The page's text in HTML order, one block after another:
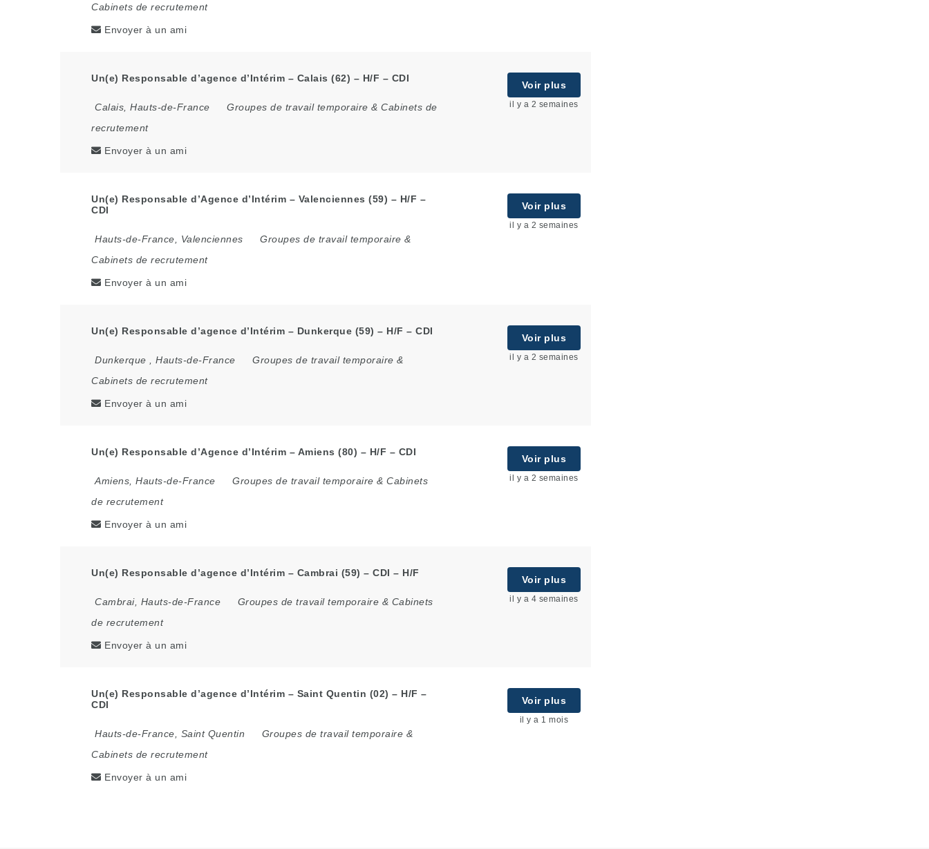
Cabinets de recrutement
Envoyer à un ami
Un(e) Responsable d’agence d’Intérim – Calais (62) – H/F – CDI
Calais Hauts-de-France
Groupes de travail temporaire & Cabinets de
recrutement
Envoyer à un ami
Voir plus
il y a 2 semaines
Un(e) Responsable d’Agence d’Intérim – Valenciennes (59) – H/F –
CDI
Hauts-de-France Valenciennes
Groupes de travail temporaire &
Cabinets de recrutement
Envoyer à un ami
Voir plus
il y a 2 semaines
Un(e) Responsable d’agence d’Intérim – Dunkerque (59) – H/F – CDI
Dunkerque Hauts-de-France
Groupes de travail temporaire &
Cabinets de recrutement
Envoyer à un ami
Voir plus
il y a 2 semaines
Un(e) Responsable d’Agence d’Intérim – Amiens (80) – H/F – CDI
Amiens Hauts-de-France
Groupes de travail temporaire & Cabinets
de recrutement
Envoyer à un ami
Voir plus
il y a 2 semaines
Un(e) Responsable d’agence d’Intérim – Cambrai (59) – CDI – H/F
Cambrai, Hauts-de-France
Groupes de travail temporaire & Cabinets
de recrutement
Envoyer à un ami
Voir plus
il y a 4 semaines
Un(e) Responsable d’agence d’Intérim – Saint Quentin (02) – H/F –
CDI
Hauts-de-France Saint Quentin
Groupes de travail temporaire &
Cabinets de recrutement
Envoyer à un ami
Voir plus
il y a 1 mois